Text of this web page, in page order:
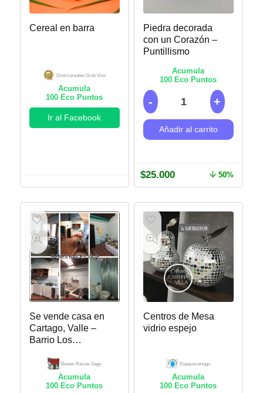
Cereal en barra
Districereales Gran Vivir
Acumula
100 Eco Puntos
Ir al Facebook
Piedra decorada
con un Corazón –
Puntillismo
Acumula
100 Eco Puntos
Añadir al carrito
$25.000 50%
Se vende casa en
Cartago, Valle –
Barrio Los
JeronimoBienes Raices Sage
Acumula
100 Eco Puntos
Centros de Mesa
vidrio espejo
Espejoscartago
Acumula
100 Eco Puntos